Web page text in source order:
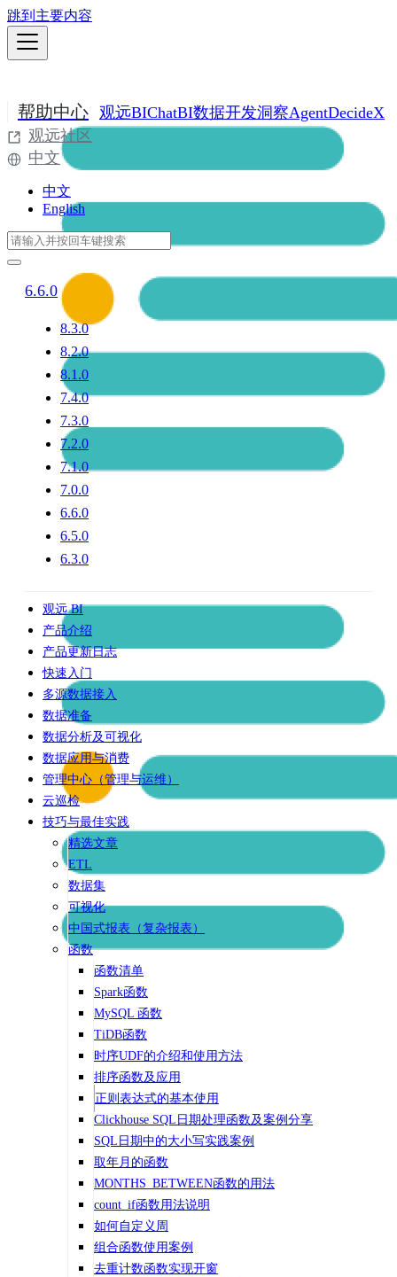
跳到主要内容
帮助中心 观远BIChatBI数据开发洞察AgentDecideX
观远社区
中文
中文
English
6.6.0
8.3.0
8.2.0
8.1.0
7.4.0
7.3.0
7.2.0
7.1.0
7.0.0
6.6.0
6.5.0
6.3.0
观远 BI
产品介绍
产品更新日志
快速入门
多源数据接入
数据准备
数据分析及可视化
数据应用与消费
管理中心（管理与运维）
云巡检
技巧与最佳实践
精选文章
ETL
数据集
可视化
中国式报表（复杂报表）
函数
函数清单
Spark函数
MySQL 函数
TiDB函数
时序UDF的介绍和使用方法
排序函数及应用
正则表达式的基本使用
Clickhouse SQL日期处理函数及案例分享
SQL日期中的大小写实践案例
取年月的函数
MONTHS_BETWEEN函数的用法
count_if函数用法说明
如何自定义周
组合函数使用案例
去重计数函数实现开窗